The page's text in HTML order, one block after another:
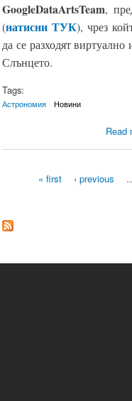
GoogleDataArtsTeam,
(натисни ТУК), чрез
да се разходят
Слънцето.
Tags:
Астрономия Новини
Read
« first ‹ previous